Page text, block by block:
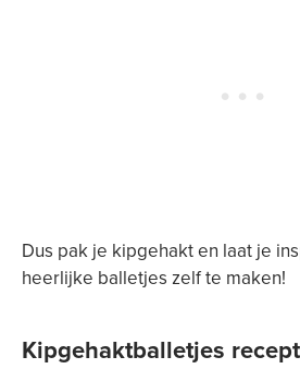
Dus pak je kipgehakt en laat je
heerlijke balletjes zelf te maken!
Kipgehaktballetjes recept